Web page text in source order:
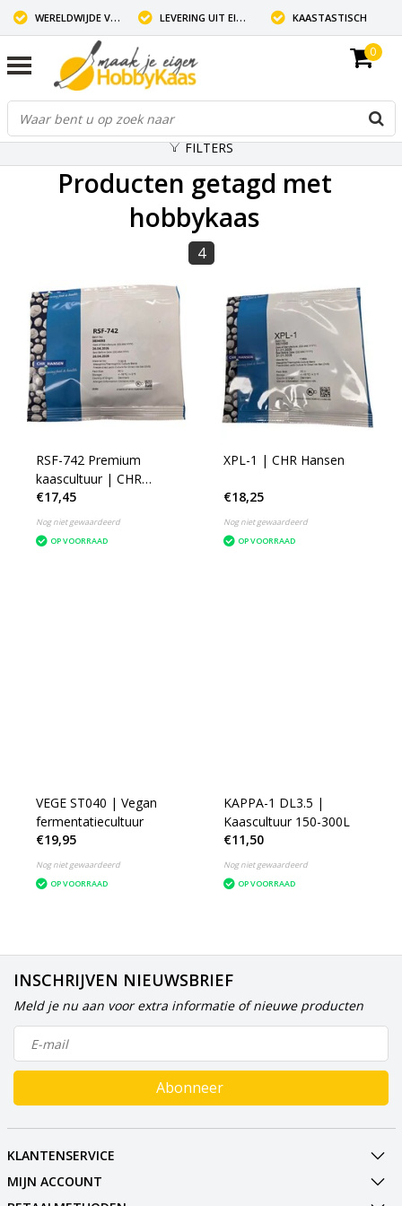
WERELDWIJDE VERZENDING LEVERING UIT EIGEN VOORRAAD KAASTASTISCH
0
FILTERS
Producten getagd met
hobbykaas
4
RSF-742 Premium
kaascultuur | CHR
Hansen
€17,45
Nog niet gewaardeerd
OP VOORRAAD
XPL-1 | CHR Hansen
€18,25
Nog niet gewaardeerd
OP VOORRAAD
VEGE ST040 | Vegan
fermentatiecultuur
€19,95
Nog niet gewaardeerd
OP VOORRAAD
KAPPA-1 DL3.5 |
Kaascultuur 150-300L
€11,50
Nog niet gewaardeerd
OP VOORRAAD
INSCHRIJVEN NIEUWSBRIEF
Meld je nu aan voor extra informatie of nieuwe producten
Abonneer
KLANTENSERVICE
MIJN ACCOUNT